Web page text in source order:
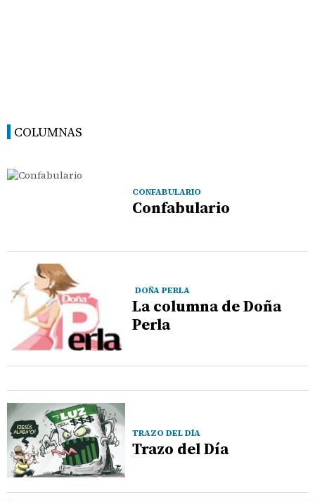
COLUMNAS
CONFABULARIO
Confabulario
DOÑA PERLA
La columna de Doña
Perla
TRAZO DEL DÍA
Trazo del Día